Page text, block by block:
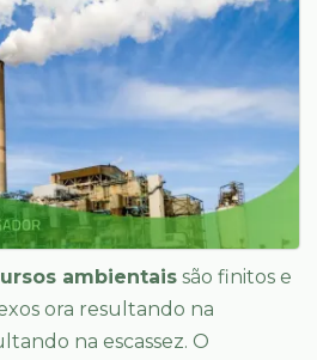
ambientais são finitos e
ora resultando na
na escassez. O